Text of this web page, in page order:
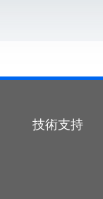
技術支持